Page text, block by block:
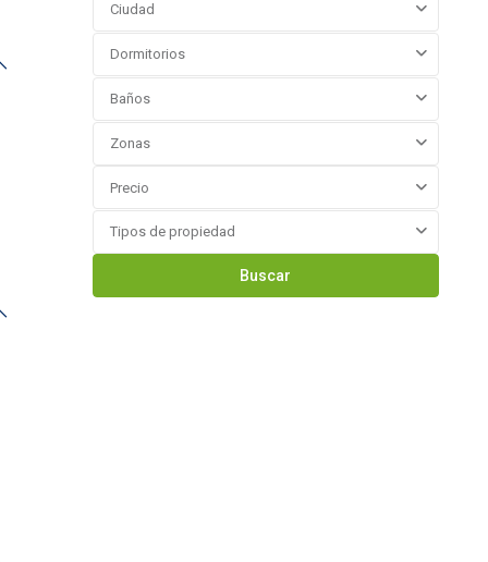
Ciudad
Dormitorios
Baños
Zonas
Precio
Tipos de propiedad
Buscar